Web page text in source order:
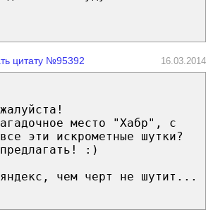
цитату №95392 16.03.2014
место "Хабр", с
эти искрометные шутки?
:)
чем черт не шутит...